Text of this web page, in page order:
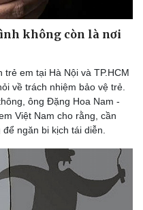
tô - Xe máy
Xe máy
không còn là nơi
trẻ em tại Hà Nội và TP.HCM
về trách nhiệm bảo vệ trẻ.
ông Đặng Hoa Nam -
Việt Nam cho rằng, cần
ngăn bi kịch tái diễn.